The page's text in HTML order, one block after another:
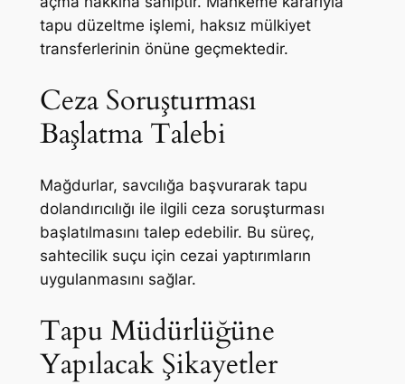
tapu düzeltme işlemi, haksız mülkiyet
transferlerinin önüne geçmektedir.
Ceza Soruşturması
Başlatma Talebi
Mağdurlar, savcılığa başvurarak tapu
dolandırıcılığı ile ilgili ceza soruşturması
başlatılmasını talep edebilir. Bu süreç,
sahtecilik suçu için cezai yaptırımların
uygulanmasını sağlar.
Tapu Müdürlüğüne
Yapılacak Şikayetler